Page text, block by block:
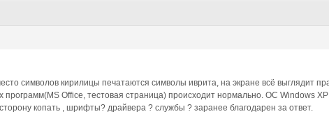
символов кирилицы печатаются символы иврита, на экране всё выглядит
программ(MS Office, тестовая страница) происходит нормально. ОС Windows
копать , шрифты? драйвера ? службы ? заранее благодарен за ответ.